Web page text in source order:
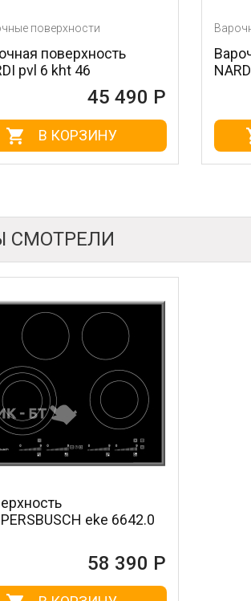
Варочные поверхности
Варочная
NARDI pvf 6 eht 45
В КОРЗИНУ
СМОТРЕЛИ
eke 6642.0
58 390 Р